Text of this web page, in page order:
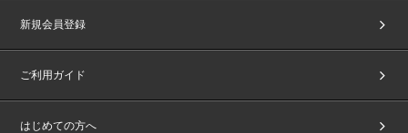
新規会員登録
ご利用ガイド
はじめての方へ